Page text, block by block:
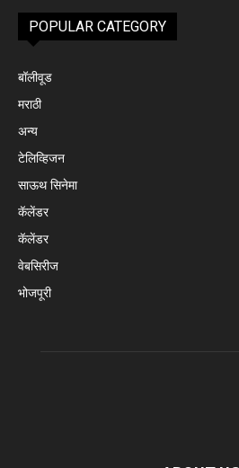
POPULAR CATEGORY
बॉलीवूड
मराठी
अन्य
टेलिव्हिजन
साऊथ सिनेमा
कॅलेंडर
कॅलेंडर
वेबसिरीज
भोजपूरी